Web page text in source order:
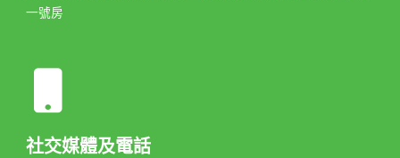
一號房
社交媒體及電話